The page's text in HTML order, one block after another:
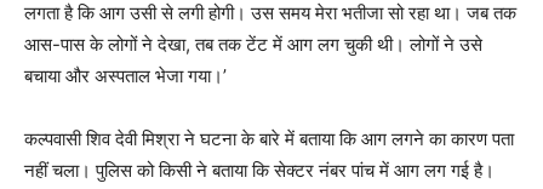
लगता है कि आग उसी से लगी होगी। उस समय मेरा भतीजा सो रहा था। जब तक
आस-पास के लोगों ने देखा, तब तक टेंट में आग लग चुकी थी। लोगों ने उसे
बचाया और अस्पताल भेजा गया।’
कल्पवासी शिव देवी मिश्रा ने घटना के बारे में बताया कि आग लगने का कारण पता
नहीं चला। पुलिस को किसी ने बताया कि सेक्टर नंबर पांच में आग लग गई है।